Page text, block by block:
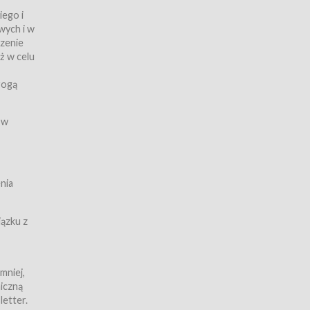
z
i
i w
w celu
z